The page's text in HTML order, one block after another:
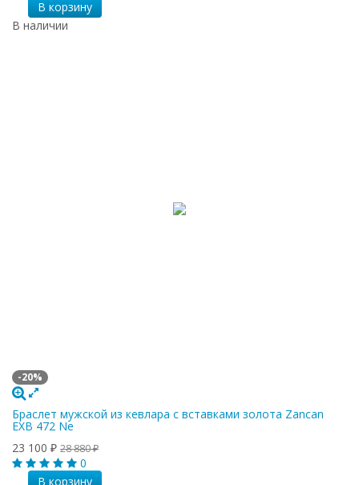
В корзину
В наличии
-20%
Браслет мужской из кевлара с вставками золота Zancan
EXB 472 Ne
23 100 ₽ 28 880₽
0
В корзину